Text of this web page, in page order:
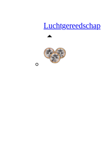
Luchtgereedschap